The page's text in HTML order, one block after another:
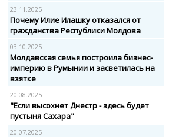
23.11.2025
Почему Илие Илашку отказался от
гражданства Республики Молдова
03.10.2025
Молдавская семья построила бизнес-
империю в Румынии и засветилась на
взятке
20.08.2025
"Если высохнет Днестр - здесь будет
пустыня Сахара"
20.07.2025